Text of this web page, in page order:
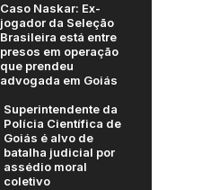
Caso Naskar: Ex-
jogador da Seleção
Brasileira está entre
presos em operação
que prendeu
advogada em Goiás
Superintendente da
Polícia Científica de
Goiás é alvo de
batalha judicial por
assédio moral
coletivo